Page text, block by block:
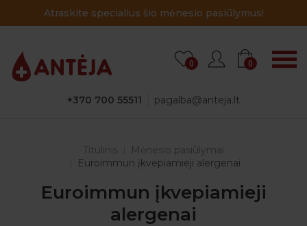
Atraskite specialius šio mėnesio pasiūlymus!
+370 700 55511 pagalba@anteja.lt
0 0
Titulinis
Mėnesio pasiūlymai
Euroimmun įkvepiamieji alergenai
Euroimmun įkvepiamieji
alergenai